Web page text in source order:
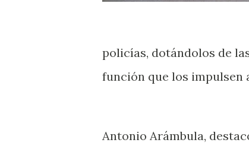
policías, dotándolos de
función que los impulsen
Antonio Arámbula,